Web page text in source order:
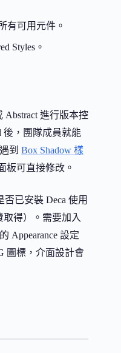
有可用元件。
Styles。
Abstract 進行版本控
後，團隊成員就能
到 Box Shadow 樣
板可直接修改。
已安裝 Deca 使用
取得）。需要加入
Appearance 設定
圖標，介面設計會